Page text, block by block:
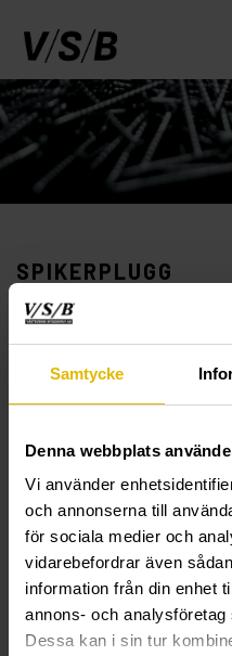
Samtycke
Denna webbplats
Vi använder
och annonserna till
för sociala medier och
vidarebefordrar även
information från din enhet
annons- och
Dessa kan i sin tur
SPIKERPLUGG
VSB / PRODUKTER
SPIKERPLUGG FARGET